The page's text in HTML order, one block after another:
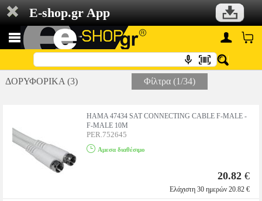
E-shop.gr App
ΔΟΡΥΦΟΡΙΚΑ (3) Φίλτρα (1/34)
HAMA 47434 SAT CONNECTING CABLE F-MALE -
F-MALE 10M
PER.752645
Αμεσα διαθέσιμο
20.82 €
Ελάχιστη 30 ημερών 20.82 €